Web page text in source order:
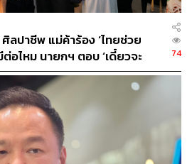
. ที่ทำเนียบรัฐบาล วันมูหะมัดนอร์
ยกรัฐมนตรี เดินทางเข้าพบ อนุทิน
ละรัฐมนตรีว่าการกระทรวง
ชุมสภาความมั่นคงแห่งชาติ (สมช.)
ท์ ผู้อำนวยการข่าวกองแห่งชาติ
ติสุขคนใหม่ รวมถึง พลเอก สุพจน์
ร สมช. เป็นหัวหน้าคณะที่ปรึกษา
ชาติ
ลปาชีพ แม่ค้าร้อง ‘ไทยช่วย
อไหม นายกฯ ตอบ ‘เดี๋ยวจะ
74